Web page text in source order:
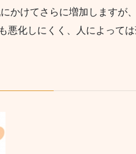
かけてさらに増加しますが
悪化しにくく、人によって